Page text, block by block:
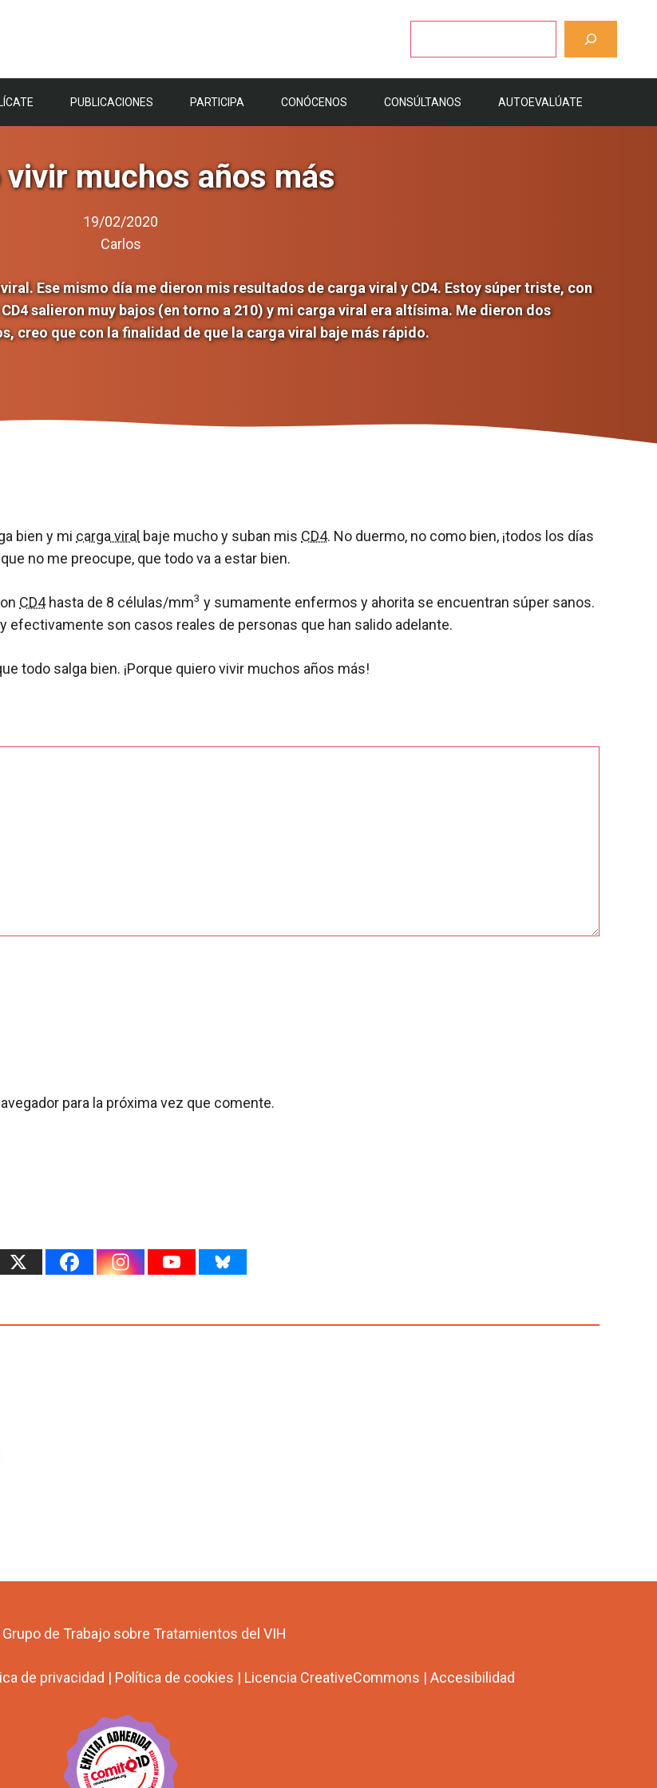
PUBLICACIONES PARTICIPA CONÓCENOS CONSÚLTANOS AUTOEVALÚATE
vivir muchos años más
19/02/2020
Carlos
Ese mismo día me dieron mis resultados de carga viral y CD4. Estoy súper triste, con
salieron muy bajos (en torno a 210) y mi carga viral era altísima. Me dieron dos
creo que con la finalidad de que la carga viral baje más rápido.
bien y mi carga viral baje mucho y suban mis CD4. No duermo, no como bien, ¡todos los días
no me preocupe, que todo va a estar bien.
CD4hasta de 8 células/mm3 y sumamente enfermos y ahorita se encuentran súper sanos.
efectivamente son casos reales de personas que han salido adelante.
todo salga bien. ¡Porque quiero vivir muchos años más!
para la próxima vez que comente.
de Trabajo sobre Tratamientos del VIH
de privacidad | Política de cookies | Licencia CreativeCommons | Accesibilidad